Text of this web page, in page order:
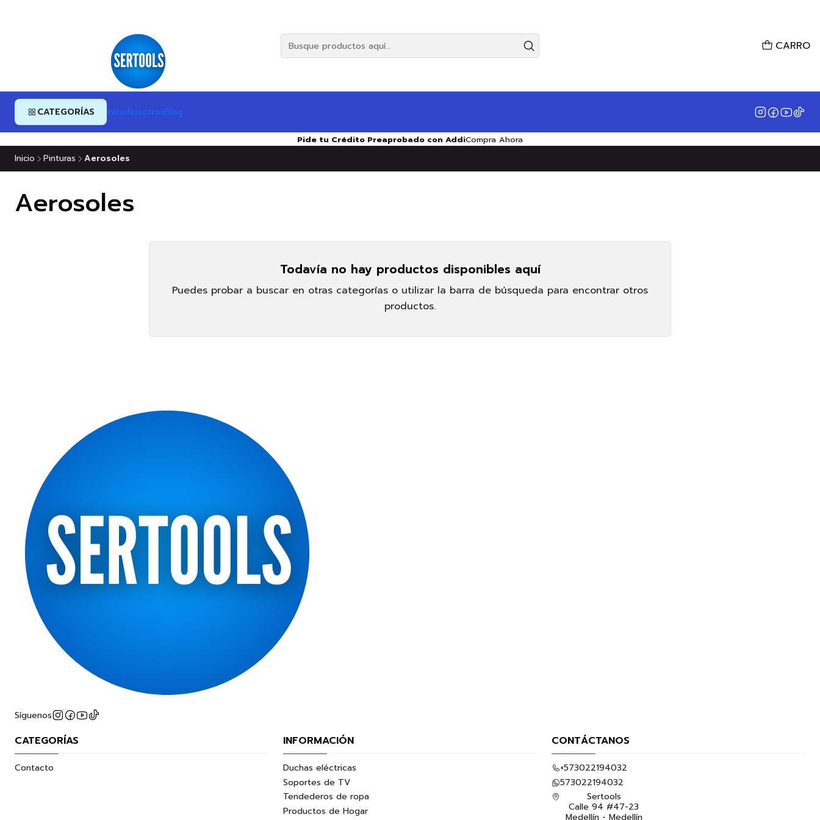
CARRO
CATEGORÍAS InicioNosotrosBlog
Pide tu Crédito Preaprobado con AddiCompra Ahora
Inicio Pinturas Aerosoles
Aerosoles
Todavía no hay productos disponibles aquí
Puedes probar a buscar en otras categorías o utilizar la barra de búsqueda para encontrar otros
productos.
Síguenos
CATEGORÍAS
Contacto
INFORMACIÓN
Duchas eléctricas
Soportes de TV
Tendederos de ropa
Productos de Hogar
CONTÁCTANOS
+573022194032
573022194032
Sertools
Calle 94 #47-23
Medellín - Medellín